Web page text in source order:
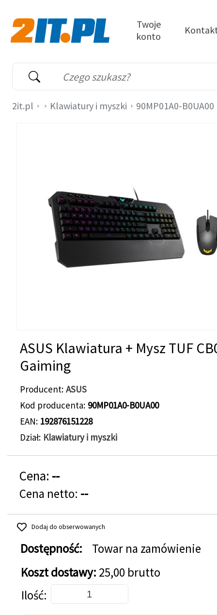
Wyszukiwarka
Słowo kluczowe
Twoje
konto
2it.pl Klawiatury i myszki 90MP01A0-B0UA00
ASUS Klawiatura + Mysz TUF
Gaiming
Producent ASUS
Kod producenta 90MP01A0-B0UA00
EAN 192876151228
Dział Klawiatury i myszki
Cena: --
Cena netto: --
Dodaj do obserwowanych
Dostępność:
Towar na zamówienie
Koszt dostawy: 25,00 brutto
Dodaj do koszyka
Ilość